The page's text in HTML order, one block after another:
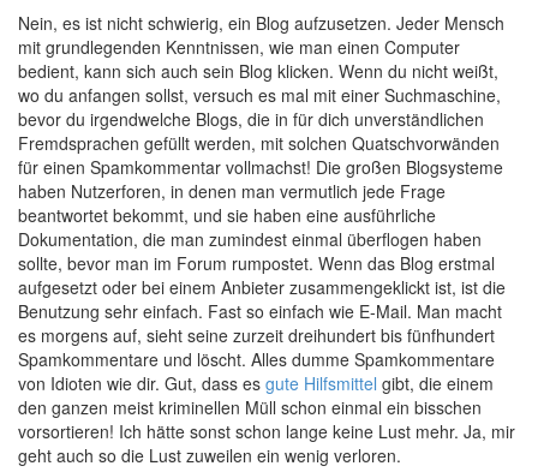
Nein, es ist nicht schwierig, ein Blog aufzusetzen. Jeder Mensch
mit grundlegenden Kenntnissen, wie man einen Computer
bedient, kann sich auch sein Blog klicken. Wenn du nicht weißt,
wo du anfangen sollst, versuch es mal mit einer Suchmaschine,
bevor du irgendwelche Blogs, die in für dich unverständlichen
Fremdsprachen gefüllt werden, mit solchen Quatschvorwänden
für einen Spamkommentar vollmachst! Die großen Blogsysteme
haben Nutzerforen, in denen man vermutlich jede Frage
beantwortet bekommt, und sie haben eine ausführliche
Dokumentation, die man zumindest einmal überflogen haben
sollte, bevor man im Forum rumpostet. Wenn das Blog erstmal
aufgesetzt oder bei einem Anbieter zusammengeklickt ist, ist die
Benutzung sehr einfach. Fast so einfach wie E-Mail. Man macht
es morgens auf, sieht seine zurzeit dreihundert bis fünfhundert
Spamkommentare und löscht. Alles dumme Spamkommentare
von Idioten wie dir. Gut, dass es gute Hilfsmittel gibt, die einem
den ganzen meist kriminellen Müll schon einmal ein bisschen
vorsortieren! Ich hätte sonst schon lange keine Lust mehr. Ja, mir
geht auch so die Lust zuweilen ein wenig verloren.